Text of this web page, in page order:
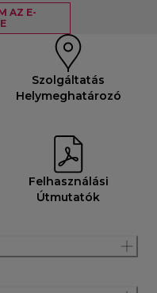
AZ E-
Szolgáltatás
Helymeghatározó
Felhasználási
Útmutatók